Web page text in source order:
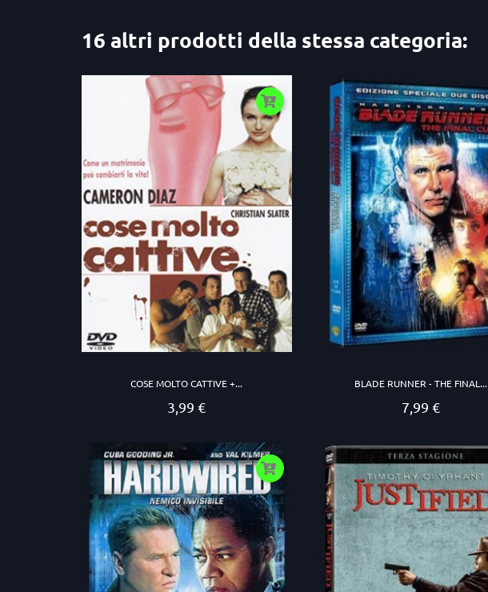
16 altri prodotti della stessa categoria:
COSE MOLTO CATTIVE +...
Prezzo
3,99 €
BLADE RUNNER - THE FINAL...
Prezzo
7,99 €